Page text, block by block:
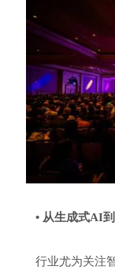
• 从生成式AI
行业尤为关注